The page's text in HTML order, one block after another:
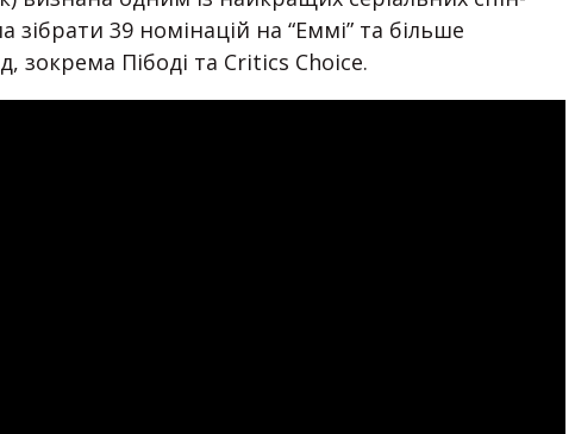
зібрати 39 номінацій на “Еммі” та більше
зокрема Пібоді та Critics Choice.